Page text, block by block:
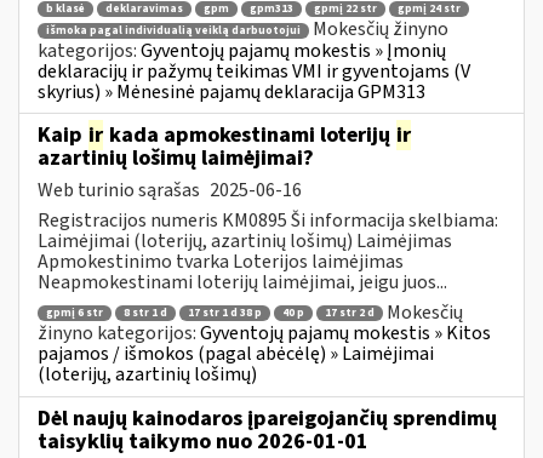
b klasė deklaravimas gpm gpm313 gpmį 22 str
gpmį 24 str
išmoka pagal individualią veiklą darbuotojui
Mokesčių žinyno
kategorijos:Gyventojų pajamų mokestis » Įmonių
deklaracijų ir pažymų teikimas VMI ir gyventojams (V
skyrius) » Mėnesinė pajamų deklaracija GPM313
Kaip ir kada apmokestinami loterijų ir
azartinių lošimų laimėjimai?
Web turinio sąrašas 2025-06-16
Registracijos numeris KM0895 Ši informacija skelbiama:
Laimėjimai (loterijų, azartinių lošimų) Laimėjimas
Apmokestinimo tvarka Loterijos laimėjimas
Neapmokestinami loterijų laimėjimai, jeigu juos...
gpmį 6 str 8 str 1 d 17 str 1 d 38 p 40 p 17 str 2 d
Mokesčių
žinyno kategorijos:Gyventojų pajamų mokestis » Kitos
pajamos / išmokos (pagal abėcėlę) » Laimėjimai
(loterijų, azartinių lošimų)
Dėl naujų kainodaros įpareigojančių sprendimų
taisyklių taikymo nuo 2026-01-01